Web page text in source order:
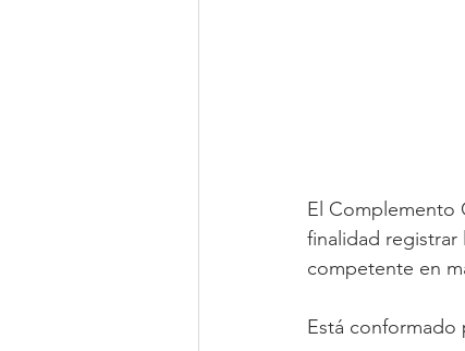
El Complemento
finalidad
competente en
Está